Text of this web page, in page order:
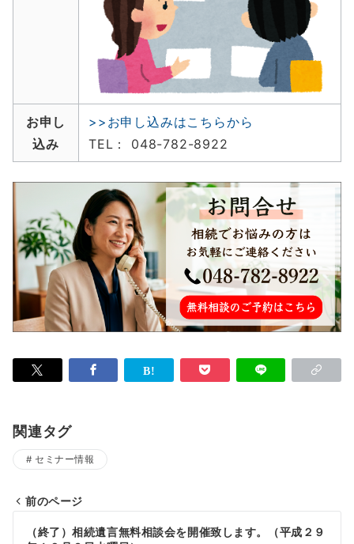
お申し
込み
>>お申し込みはこちらから
TEL： 048-782-8922
関連タグ
セミナー情報
前のページ
（終了）相続遺言無料相談会を開催致します。（平成２９